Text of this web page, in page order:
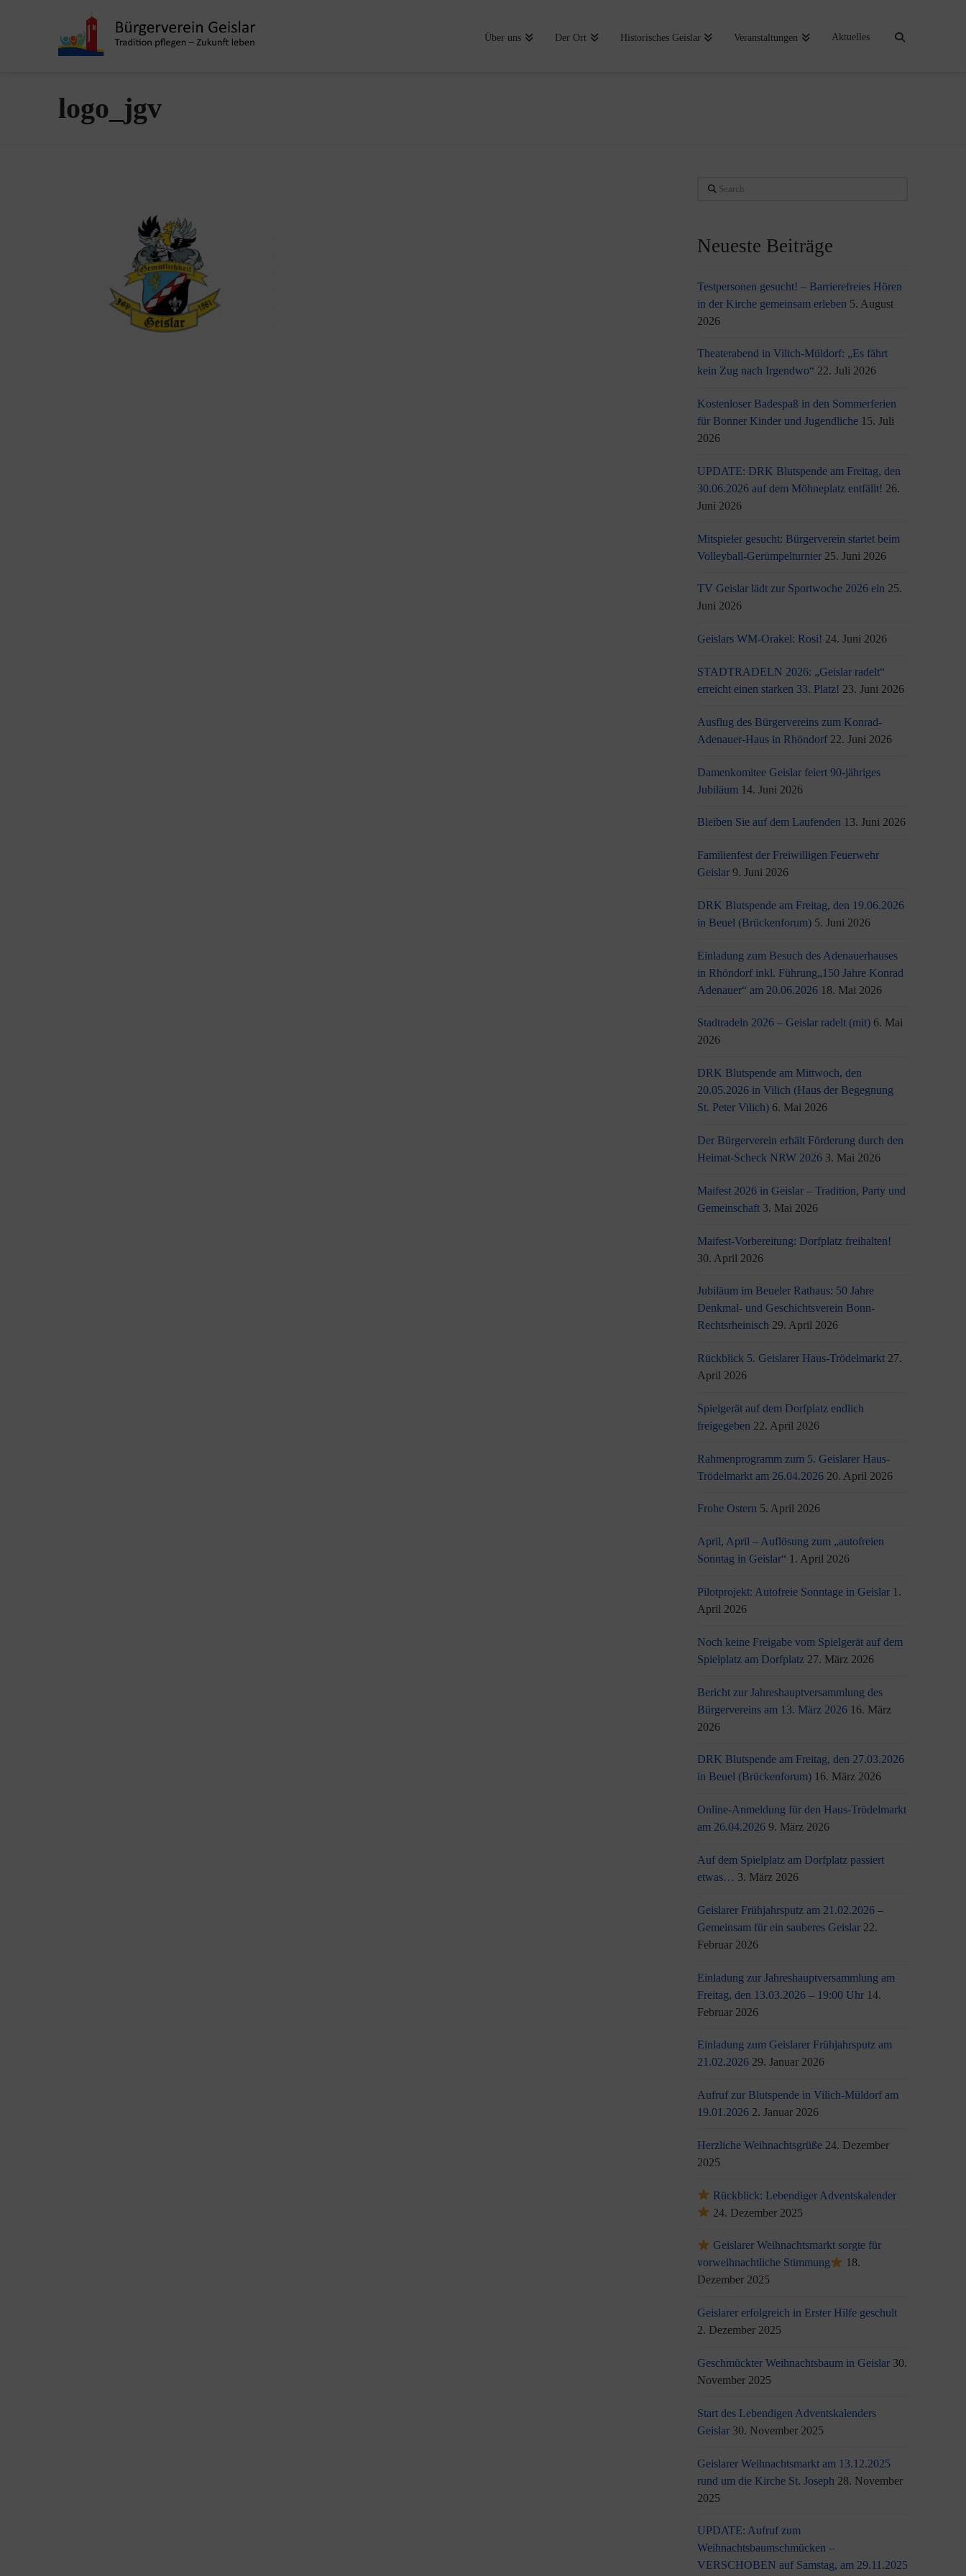
Über uns Der Ort Historisches Geislar Veranstaltungen Aktuelles
logo_jgv
Search
Neueste Beiträge
Testpersonen gesucht! – Barrierefreies Hören
in der Kirche gemeinsam erleben 5. August
2026
Theaterabend in Vilich-Müldorf: „Es fährt
kein Zug nach Irgendwo“ 22. Juli 2026
Kostenloser Badespaß in den Sommerferien
für Bonner Kinder und Jugendliche 15. Juli
2026
UPDATE: DRK Blutspende am Freitag, den
30.06.2026 auf dem Möhneplatz entfällt! 26.
Juni 2026
Mitspieler gesucht: Bürgerverein startet beim
Volleyball-Gerümpelturnier 25. Juni 2026
TV Geislar lädt zur Sportwoche 2026 ein 25.
Juni 2026
Geislars WM-Orakel: Rosi! 24. Juni 2026
STADTRADELN 2026: „Geislar radelt“
erreicht einen starken 33. Platz! 23. Juni 2026
Ausflug des Bürgervereins zum Konrad-
Adenauer-Haus in Rhöndorf 22. Juni 2026
Damenkomitee Geislar feiert 90-jähriges
Jubiläum 14. Juni 2026
Bleiben Sie auf dem Laufenden 13. Juni 2026
Familienfest der Freiwilligen Feuerwehr
Geislar 9. Juni 2026
DRK Blutspende am Freitag, den 19.06.2026
in Beuel (Brückenforum) 5. Juni 2026
Einladung zum Besuch des Adenauerhauses
in Rhöndorf inkl. Führung„150 Jahre Konrad
Adenauer“ am 20.06.2026 18. Mai 2026
Stadtradeln 2026 – Geislar radelt (mit) 6. Mai
2026
DRK Blutspende am Mittwoch, den
20.05.2026 in Vilich (Haus der Begegnung
St. Peter Vilich) 6. Mai 2026
Der Bürgerverein erhält Förderung durch den
Heimat-Scheck NRW 2026 3. Mai 2026
Maifest 2026 in Geislar – Tradition, Party und
Gemeinschaft 3. Mai 2026
Maifest-Vorbereitung: Dorfplatz freihalten!
30. April 2026
Jubiläum im Beueler Rathaus: 50 Jahre
Denkmal- und Geschichtsverein Bonn-
Rechtsrheinisch 29. April 2026
Rückblick 5. Geislarer Haus-Trödelmarkt 27.
April 2026
Spielgerät auf dem Dorfplatz endlich
freigegeben 22. April 2026
Rahmenprogramm zum 5. Geislarer Haus-
Trödelmarkt am 26.04.2026 20. April 2026
Frohe Ostern 5. April 2026
April, April – Auflösung zum „autofreien
Sonntag in Geislar“ 1. April 2026
Pilotprojekt: Autofreie Sonntage in Geislar 1.
April 2026
Noch keine Freigabe vom Spielgerät auf dem
Spielplatz am Dorfplatz 27. März 2026
Bericht zur Jahreshauptversammlung des
Bürgervereins am 13. März 2026 16. März
2026
DRK Blutspende am Freitag, den 27.03.2026
in Beuel (Brückenforum) 16. März 2026
Online-Anmeldung für den Haus-Trödelmarkt
am 26.04.2026 9. März 2026
Auf dem Spielplatz am Dorfplatz passiert
etwas… 3. März 2026
Geislarer Frühjahrsputz am 21.02.2026 –
Gemeinsam für ein sauberes Geislar 22.
Februar 2026
Einladung zur Jahreshauptversammlung am
Freitag, den 13.03.2026 – 19:00 Uhr 14.
Februar 2026
Einladung zum Geislarer Frühjahrsputz am
21.02.2026 29. Januar 2026
Aufruf zur Blutspende in Vilich-Müldorf am
19.01.2026 2. Januar 2026
Herzliche Weihnachtsgrüße 24. Dezember
2025
Rückblick: Lebendiger Adventskalender
24. Dezember 2025
Geislarer Weihnachtsmarkt sorgte für
vorweihnachtliche Stimmung
18.
Dezember 2025
Geislarer erfolgreich in Erster Hilfe geschult
2. Dezember 2025
Geschmückter Weihnachtsbaum in Geislar 30.
November 2025
Start des Lebendigen Adventskalenders
Geislar 30. November 2025
Geislarer Weihnachtsmarkt am 13.12.2025
rund um die Kirche St. Joseph 28. November
2025
UPDATE: Aufruf zum
Weihnachtsbaumschmücken –
VERSCHOBEN auf Samstag, am 29.11.2025